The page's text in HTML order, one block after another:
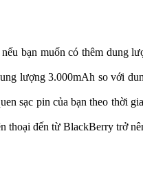
bạn muốn có thêm dung
lượng 3.000mAh so với
sạc pin của bạn theo thời
thoại đến từ BlackBerry trở